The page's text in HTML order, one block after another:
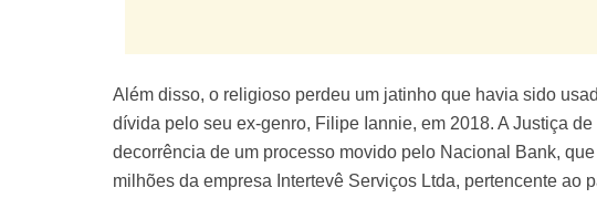
Além disso, o religioso perdeu um jatinho que havia sido
dívida pelo seu ex-genro, Filipe Iannie, em 2018. A Justiça
decorrência de um processo movido pelo Nacional Bank,
milhões da empresa Intertevê Serviços Ltda, pertencente ao